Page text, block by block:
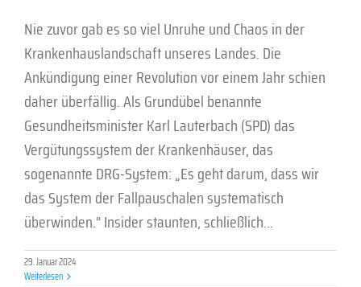
Nie zuvor gab es so viel Unruhe und Chaos in der
Krankenhauslandschaft unseres Landes. Die
Ankündigung einer Revolution vor einem Jahr schien
daher überfällig. Als Grundübel benannte
Gesundheitsminister Karl Lauterbach (SPD) das
Vergütungssystem der Krankenhäuser, das
sogenannte DRG-System: „Es geht darum, dass wir
das System der Fallpauschalen systematisch
überwinden.“ Insider staunten, schließlich...
29. Januar 2024
Weiterlesen